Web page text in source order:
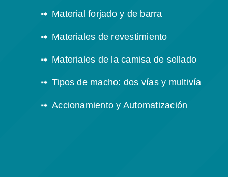
Material forjado y de barra
Materiales de revestimiento
Materiales de la camisa de sellado
Tipos de macho: dos vías y multivía
Accionamiento y Automatización